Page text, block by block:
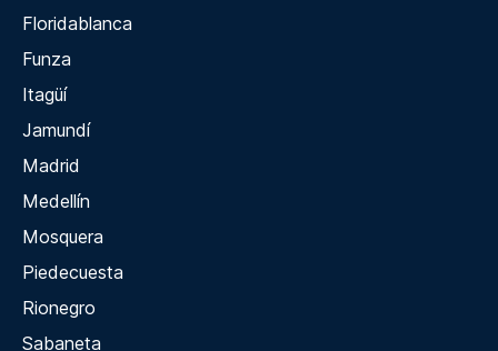
Floridablanca
Funza
Itagüí
Jamundí
Madrid
Medellín
Mosquera
Piedecuesta
Rionegro
Sabaneta